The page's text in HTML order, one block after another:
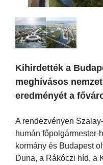
Kihirdették a
meghívásos
eredményét a
A rendezvényen
humán főpolgármester-
kormány és Budapest
Duna, a Rákóczi híd, a